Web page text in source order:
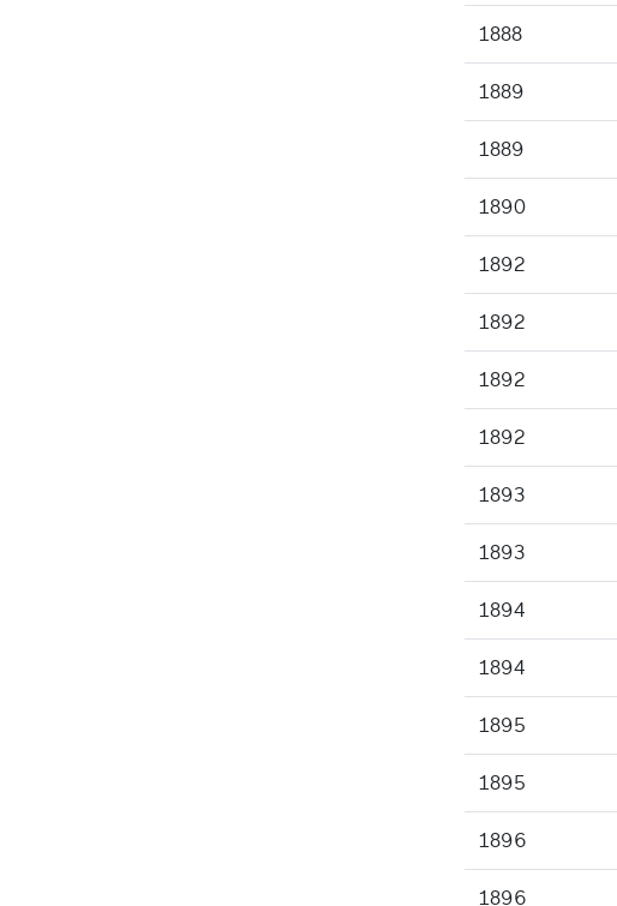
1888
1889
1889
1890
1892
1892
1892
1892
1893
1893
1894
1894
1895
1895
1896
1896